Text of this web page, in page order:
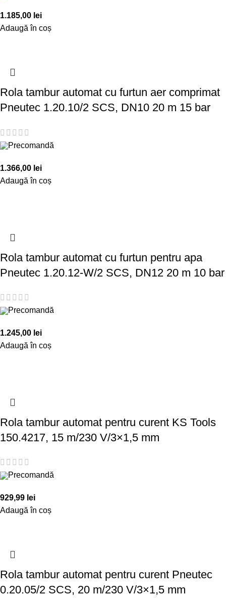
1.185,00 lei
Adaugă în coș
Rola tambur automat cu furtun aer comprimat
Pneutec 1.20.10/2 SCS, DN10 20 m 15 bar
Precomandă
1.366,00 lei
Adaugă în coș
Rola tambur automat cu furtun pentru apa
Pneutec 1.20.12-W/2 SCS, DN12 20 m 10 bar
Precomandă
1.245,00 lei
Adaugă în coș
Rola tambur automat pentru curent KS Tools
150.4217, 15 m/230 V/3×1,5 mm
Precomandă
929,99 lei
Adaugă în coș
Rola tambur automat pentru curent Pneutec
0.20.05/2 SCS, 20 m/230 V/3×1,5 mm